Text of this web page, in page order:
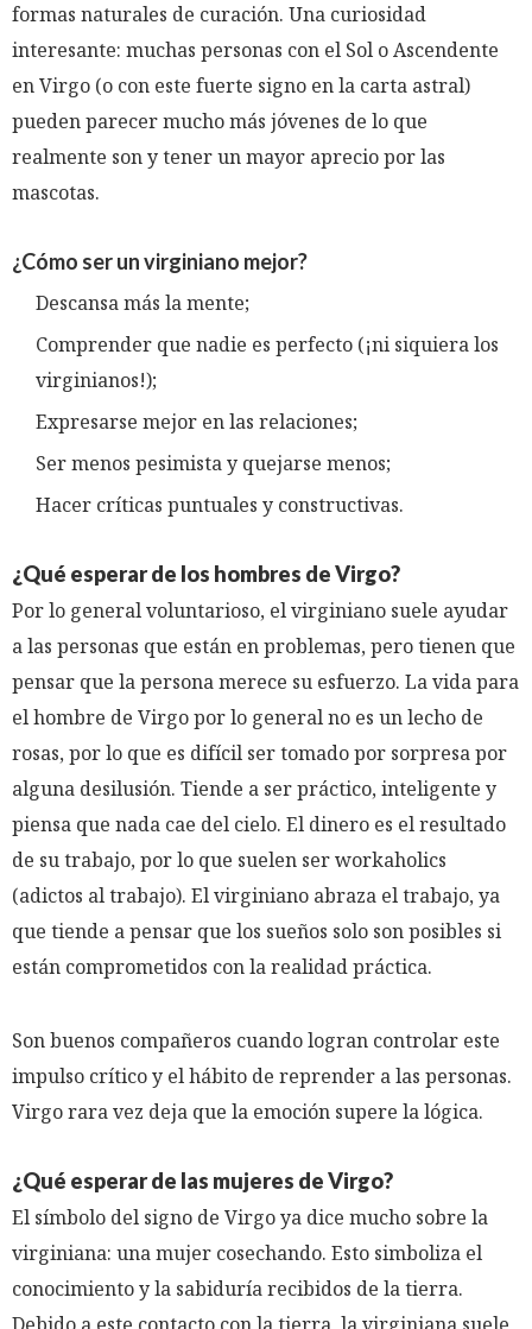
formas naturales de curación. Una curiosidad
interesante: muchas personas con el Sol o Ascendente
en Virgo (o con este fuerte signo en la carta astral)
pueden parecer mucho más jóvenes de lo que
realmente son y tener un mayor aprecio por las
mascotas.
¿Cómo ser un virginiano mejor?
Descansa más la mente;
Comprender que nadie es perfecto (¡ni siquiera los
virginianos!);
Expresarse mejor en las relaciones;
Ser menos pesimista y quejarse menos;
Hacer críticas puntuales y constructivas.
¿Qué esperar de los hombres de Virgo?
Por lo general voluntarioso, el virginiano suele ayudar
a las personas que están en problemas, pero tienen que
pensar que la persona merece su esfuerzo. La vida para
el hombre de Virgo por lo general no es un lecho de
rosas, por lo que es difícil ser tomado por sorpresa por
alguna desilusión. Tiende a ser práctico, inteligente y
piensa que nada cae del cielo. El dinero es el resultado
de su trabajo, por lo que suelen ser workaholics
(adictos al trabajo). El virginiano abraza el trabajo, ya
que tiende a pensar que los sueños solo son posibles si
están comprometidos con la realidad práctica.
Son buenos compañeros cuando logran controlar este
impulso crítico y el hábito de reprender a las personas.
Virgo rara vez deja que la emoción supere la lógica.
¿Qué esperar de las mujeres de Virgo?
El símbolo del signo de Virgo ya dice mucho sobre la
virginiana: una mujer cosechando. Esto simboliza el
conocimiento y la sabiduría recibidos de la tierra.